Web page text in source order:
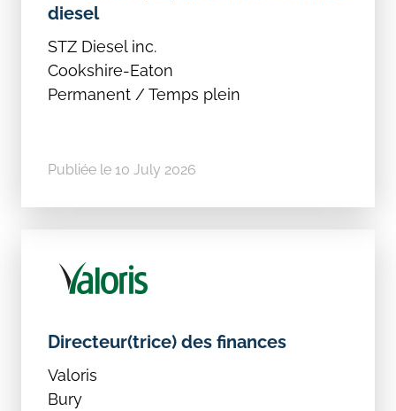
diesel
STZ Diesel inc.
Cookshire-Eaton
Permanent / Temps plein
Publiée le 10 July 2026
Directeur(trice) des finances
Valoris
Bury